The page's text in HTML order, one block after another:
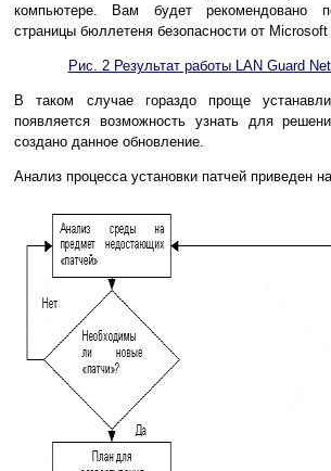
компьютере. Вам будет рекомендовано
страницы бюллетеня безопасности от
Рис. 2 Результат работы LAN Guard
В таком случае гораздо проще
появляется возможность узнать для
создано данное обновление.
Анализ процесса установки патчей приведен